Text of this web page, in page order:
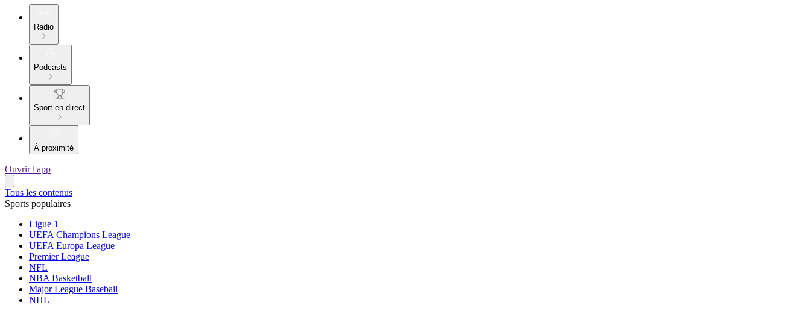
Radio
Podcasts
Sport en direct
À proximité
Ouvrir l'app
Tous les contenus
Sports populaires
Ligue 1
UEFA Champions League
UEFA Europa League
Premier League
NFL
NBA Basketball
Major League Baseball
NHL